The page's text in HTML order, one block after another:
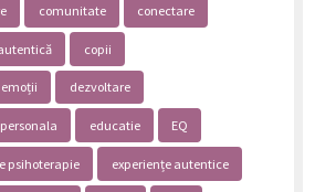
comunitate conectare
copii
dezvoltare
educatie EQ
psihoterapie experiențe autentice